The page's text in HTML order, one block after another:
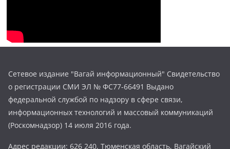
Сетевое издание "Вагай информационный" Свидетельство
о регистрации СМИ ЭЛ № ФС77-66491 Выдано
федеральной службой по надзору в сфере связи,
информационных технологий и массовый коммуникаций
(Роскомнадзор) 14 июля 2016 года.
Адрес редакции: 626 240, Тюменская область, Вагайский